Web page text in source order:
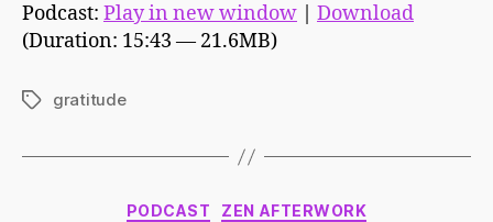
Podcast: Play in new window
Download
(Duration: 15:43 — 21.6MB)
Étiquettes
gratitude
Catégories
PODCAST ZEN AFTERWORK